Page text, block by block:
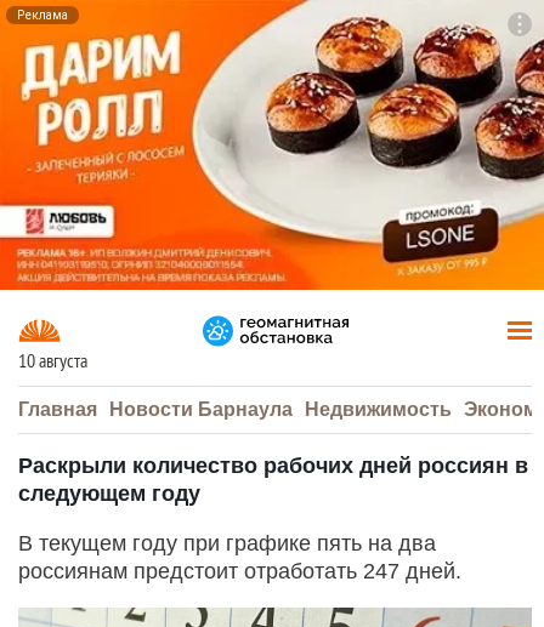
Реклама
10 августа
Главная Новости Барнаула Недвижимость
Раскрыли количество рабочих дней россиян в
следующем году
В текущем году при графике пять на два
россиянам предстоит отработать 247 дней.